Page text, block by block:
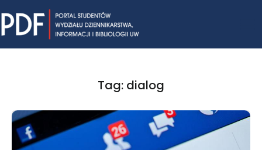
to
content
Tag: dialog